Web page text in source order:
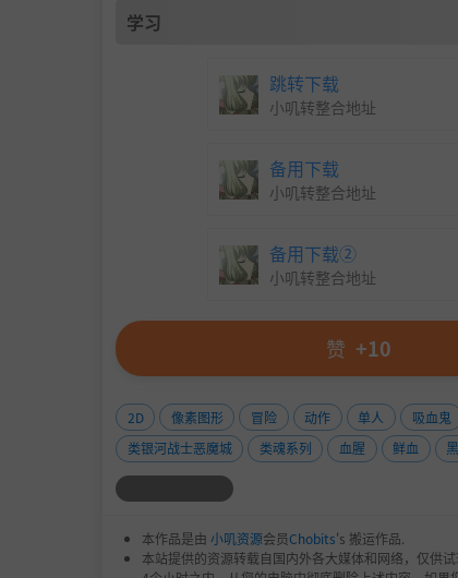
学习
跳转下载
小叽转整合地址
备用下载
小叽转整合地址
备用下载②
小叽转整合地址
赞 +10
2D 像素图形 冒险 动作 单人 吸血鬼
类银河战士恶魔城
类魂系列 血腥 鲜血
本作品是由 小叽资源会员Chobits's 搬运作品.
本站提供的资源转载自国内外各大媒体和网络，仅供